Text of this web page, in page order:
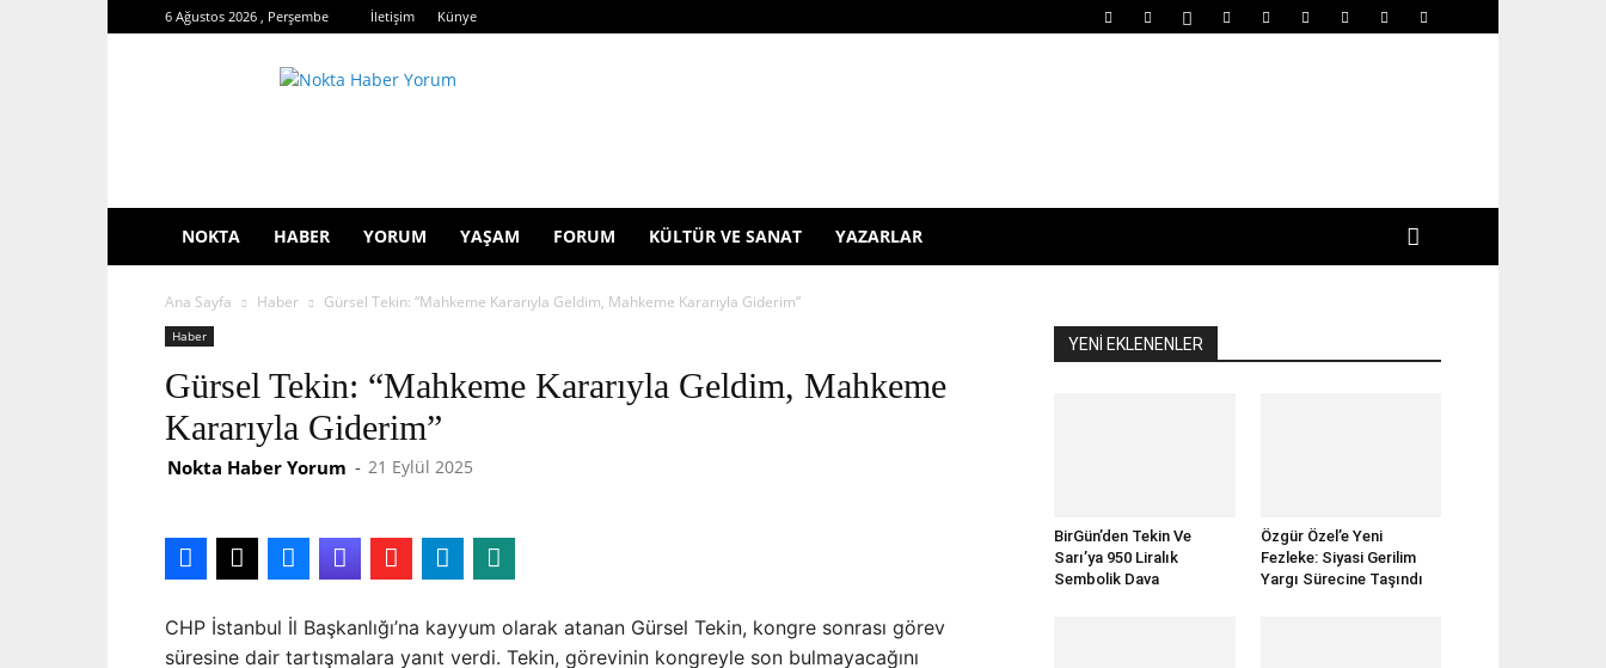
6 Ağustos 2026 , Perşembe İletişim Künye
NOKTA HABER YORUM YAŞAM FORUM KÜLTÜR VE SANAT YAZARLAR
Ana Sayfa Haber Gürsel Tekin: “Mahkeme Kararıyla Geldim, Mahkeme Kararıyla Giderim”
Haber
Gürsel Tekin: “Mahkeme Kararıyla Geldim, Mahkeme
Kararıyla Giderim”
Nokta Haber Yorum - 21 Eylül 2025
CHP İstanbul İl Başkanlığı’na kayyum olarak atanan Gürsel Tekin, kongre sonrası görev
süresine dair tartışmalara yanıt verdi. Tekin, görevinin kongreyle son bulmayacağını
YENİ EKLENENLER
BirGün’den Tekin Ve
Sarı’ya 950 Liralık
Sembolik Dava
Özgür Özel’e Yeni
Fezleke: Siyasi Gerilim
Yargı Sürecine Taşındı